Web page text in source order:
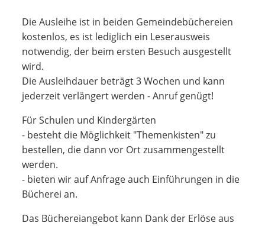
Die Ausleihe ist in beiden Gemeindebüchereien
kostenlos, es ist lediglich ein Leserausweis
notwendig, der beim ersten Besuch ausgestellt
wird.
Die Ausleihdauer beträgt 3 Wochen und kann
jederzeit verlängert werden - Anruf genügt!
Für Schulen und Kindergärten
- besteht die Möglichkeit "Themenkisten" zu
bestellen, die dann vor Ort zusammengestellt
werden.
- bieten wir auf Anfrage auch Einführungen in die
Bücherei an.
Das Büchereiangebot kann Dank der Erlöse aus